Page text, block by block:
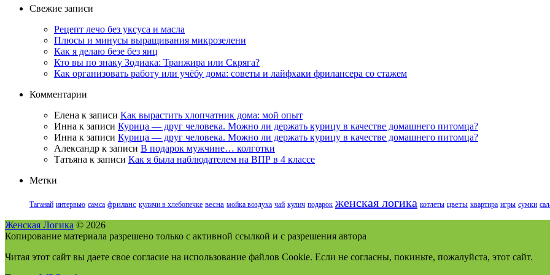
Свежие записи
Рецепт лечо без уксуса и масла
Плюсы и минусы выращивания микрозелени
Как я делаю безе без яиц
Кто вы по знаку Зодиака: Транжира или Скряга?
Как организовать работу или учёбу дома: советы и лайфхаки фрилансера со стажем
Комментарии
Елена к записи Как вырастить хлопчатник дома: мой опыт
Инна к записи Курица — друг человека. Можно ли держать курицу в качестве домашнего питомца?
Инна к записи Курица — друг человека. Можно ли держать курицу в качестве домашнего питомца?
Александр к записи В подарок мужчине… колготки
Татьяна к записи Как я была наблюдателем на ВПР в 4 классе
Метки
Таганай интервью самса фриланс куличи в хлебопечке весна мойка воздуха чай кулич подарок женская логика котлеты цветы квартира игры сумки
Женская Логика © 2026
Копирование материала разрешено только с активной ссылкой и с разрешения автора
Читая этот сайт вы даете свое согласие на использование файлов Cookie. Если не согласны, покиньте, пожалуйста, этот сайт.